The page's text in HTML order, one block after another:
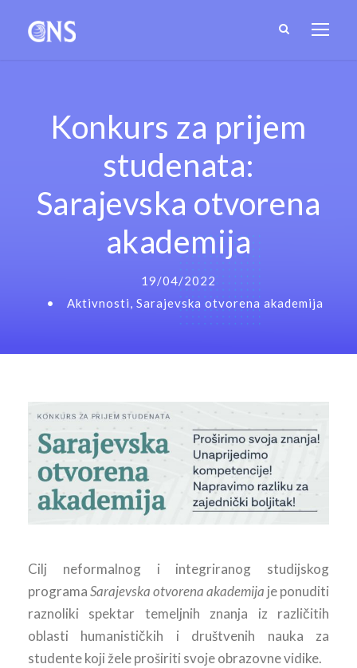
Konkurs za prijem
studenata:
Sarajevska otvorena
akademija
19/04/2022
•
Aktivnosti, Sarajevska otvorena akademija
Cilj neformalnog i integriranog studijskog
programaSarajevska otvorena akademija je ponuditi
raznoliki spektar temeljnih znanja iz različitih
oblasti humanističkih i društvenih nauka za
studente koji žele proširiti svoje obrazovne vidike.